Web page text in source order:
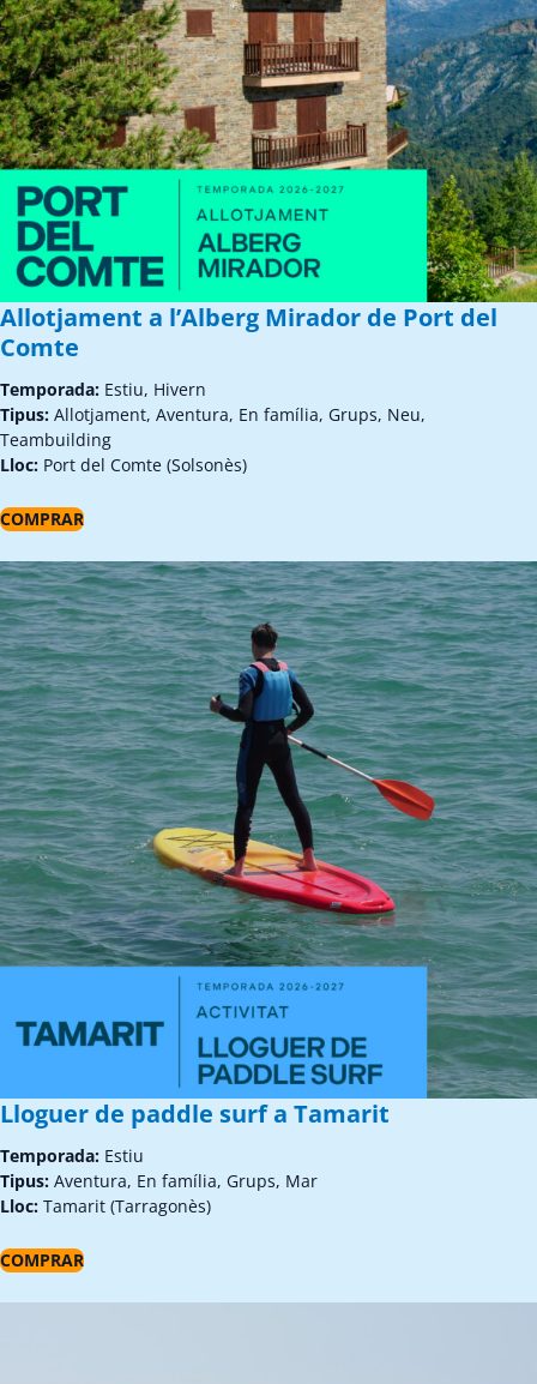
Allotjament a l’Alberg Mirador de Port del
Comte
Temporada: Estiu, Hivern
Tipus: Allotjament, Aventura, En família, Grups, Neu,
Teambuilding
Lloc: Port del Comte (Solsonès)
COMPRAR
Lloguer de paddle surf a Tamarit
Temporada: Estiu
Tipus: Aventura, En família, Grups, Mar
Lloc: Tamarit (Tarragonès)
COMPRAR